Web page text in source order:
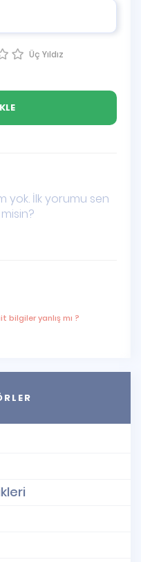
Üç Yıldız
yok. İlk yorumu sen
bilgiler yanlış mı ?